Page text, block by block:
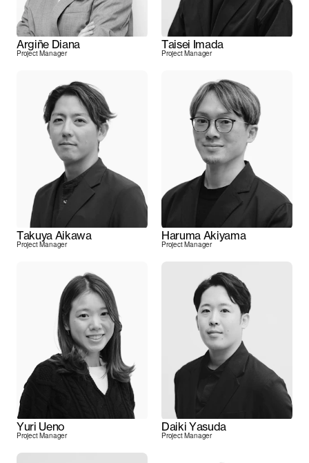
Argiñe Diana
Project Manager
Taisei Imada
Project Manager
Takuya Aikawa
Project Manager
Haruma Akiyama
Project Manager
Yuri Ueno
Project Manager
Daiki Yasuda
Project Manager